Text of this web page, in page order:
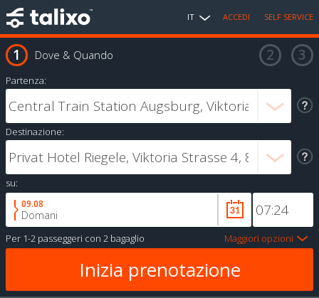
IT ACCEDI SELF SERVICE
Dove & Quando
Partenza:
Destinazione:
su:
09.08
Domani
Per 1-2 passeggeri con 2 bagaglio Maggiori opzioni